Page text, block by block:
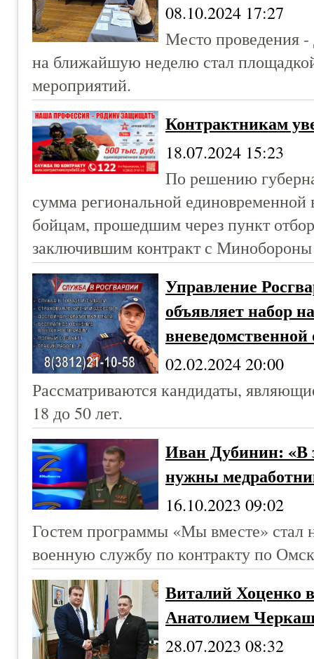
08.10.2024 17:27
Место проведения
на ближайшую неделю стал
мероприятий.
Контрактникам
18.07.2024 15:23
По решению
сумма региональной
бойцам, прошедшим через пункт
заключившим контракт с
Управление
объявляет набор
02.02.2024 20:00
Рассматриваются кандидаты,
18 до 50 лет.
Иван Дубинин: «В
нужны
16.10.2023 09:02
Гостем программы «Мы вместе» стал
военную службу по контракту по
Виталий Хоценко
Анатолием
28.07.2023 08:32